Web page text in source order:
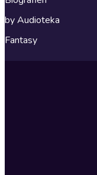
by Audioteka
Fantasy